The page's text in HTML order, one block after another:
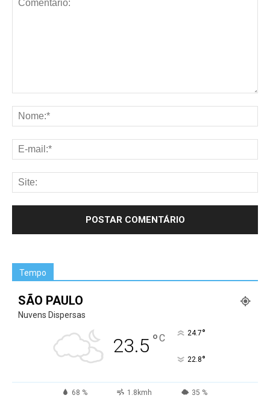
Tempo
SÃO PAULO
Nuvens Dispersas
23.5 °C 24.7°
22.8°
68 % 1.8kmh 35 %